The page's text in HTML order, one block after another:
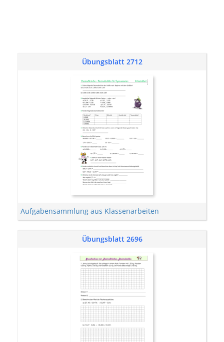
Übungsblatt 2712
Aufgabensammlung aus Klassenarbeiten
Übungsblatt 2696